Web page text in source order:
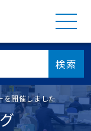
検索
を開催しました